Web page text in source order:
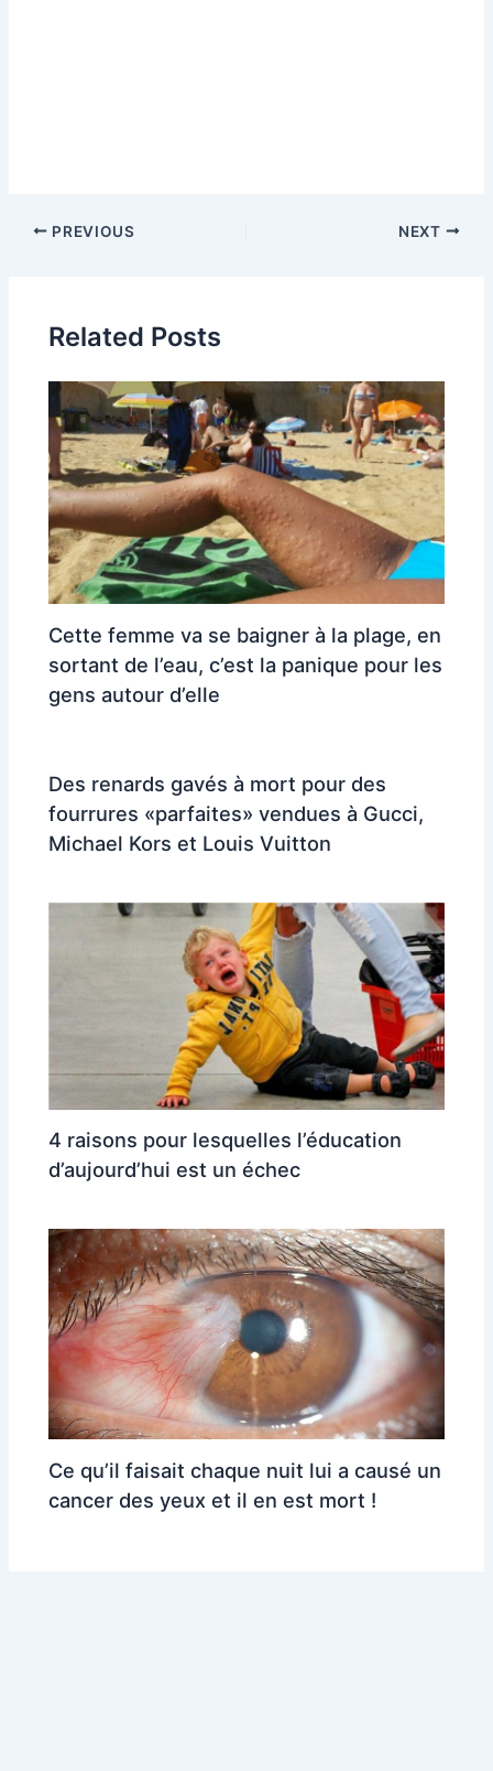
Post
PREVIOUS NEXT
Related Posts
Cette femme va se baigner à la plage, en
sortant de l’eau, c’est la panique pour les
gens autour d’elle
Des renards gavés à mort pour des
fourrures «parfaites» vendues à Gucci,
Michael Kors et Louis Vuitton
4 raisons pour lesquelles l’éducation
d’aujourd’hui est un échec
Ce qu’il faisait chaque nuit lui a causé un
cancer des yeux et il en est mort !